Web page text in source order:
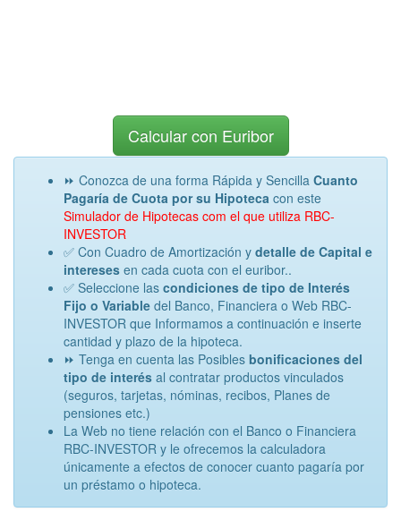
Calcular con Euribor
⏩ Conozca de una forma Rápida y Sencilla Cuanto
Pagaría de Cuota por su Hipoteca con este
Simulador de Hipotecas com el que utiliza RBC-
INVESTOR
✅ Con Cuadro de Amortización y detalle de Capital e
intereses en cada cuota con el euribor..
✅ Seleccione las condiciones de tipo de Interés
Fijo o Variable del Banco, Financiera o Web RBC-
INVESTOR que Informamos a continuación e inserte
cantidad y plazo de la hipoteca.
⏩ Tenga en cuenta las Posibles bonificaciones del
tipo de interés al contratar productos vinculados
(seguros, tarjetas, nóminas, recibos, Planes de
pensiones etc.)
La Web no tiene relación con el Banco o Financiera
RBC-INVESTOR y le ofrecemos la calculadora
únicamente a efectos de conocer cuanto pagaría por
un préstamo o hipoteca.